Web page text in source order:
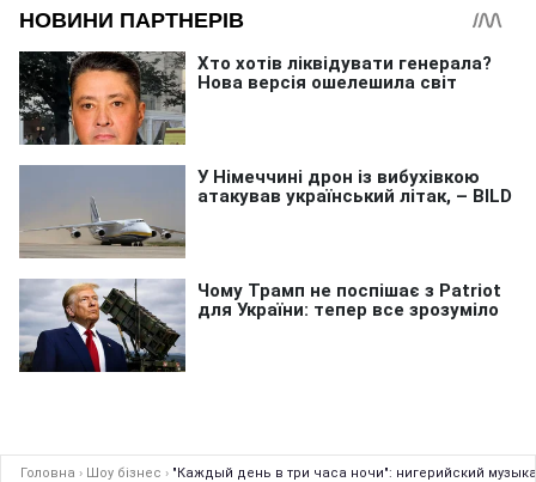
Головна › Шоу бізнес › "Каждый день в три часа ночи": нигерийский